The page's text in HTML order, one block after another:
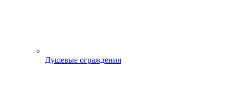
Душевые ограждения